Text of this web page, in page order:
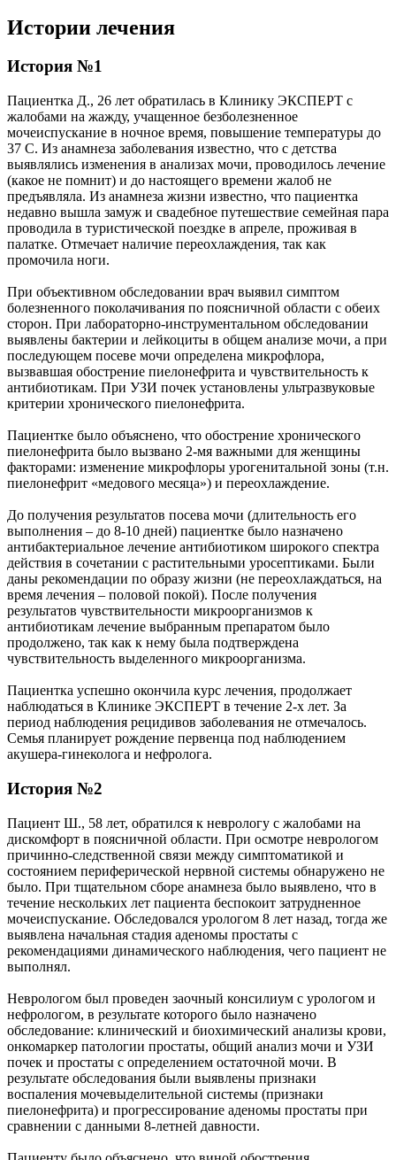
Истории лечения
История №1
Пациентка Д., 26 лет обратилась в Клинику ЭКСПЕРТ с
жалобами на жажду, учащенное безболезненное
мочеиспускание в ночное время, повышение температуры до
37 С. Из анамнеза заболевания известно, что с детства
выявлялись изменения в анализах мочи, проводилось лечение
(какое не помнит) и до настоящего времени жалоб не
предъявляла. Из анамнеза жизни известно, что пациентка
недавно вышла замуж и свадебное путешествие семейная пара
проводила в туристической поездке в апреле, проживая в
палатке. Отмечает наличие переохлаждения, так как
промочила ноги.
При объективном обследовании врач выявил симптом
болезненного поколачивания по поясничной области с обеих
сторон. При лабораторно-инструментальном обследовании
выявлены бактерии и лейкоциты в общем анализе мочи, а при
последующем посеве мочи определена микрофлора,
вызвавшая обострение пиелонефрита и чувствительность к
антибиотикам. При УЗИ почек установлены ультразвуковые
критерии хронического пиелонефрита.
Пациентке было объяснено, что обострение хронического
пиелонефрита было вызвано 2-мя важными для женщины
факторами: изменение микрофлоры урогенитальной зоны (т.н.
пиелонефрит «медового месяца») и переохлаждение.
До получения результатов посева мочи (длительность его
выполнения – до 8-10 дней) пациентке было назначено
антибактериальное лечение антибиотиком широкого спектра
действия в сочетании с растительными уросептиками. Были
даны рекомендации по образу жизни (не переохлаждаться, на
время лечения – половой покой). После получения
результатов чувствительности микроорганизмов к
антибиотикам лечение выбранным препаратом было
продолжено, так как к нему была подтверждена
чувствительность выделенного микроорганизма.
Пациентка успешно окончила курс лечения, продолжает
наблюдаться в Клинике ЭКСПЕРТ в течение 2-х лет. За
период наблюдения рецидивов заболевания не отмечалось.
Семья планирует рождение первенца под наблюдением
акушера-гинеколога и нефролога.
История №2
Пациент Ш., 58 лет, обратился к неврологу с жалобами на
дискомфорт в поясничной области. При осмотре неврологом
причинно-следственной связи между симптоматикой и
состоянием периферической нервной системы обнаружено не
было. При тщательном сборе анамнеза было выявлено, что в
течение нескольких лет пациента беспокоит затрудненное
мочеиспускание. Обследовался урологом 8 лет назад, тогда же
выявлена начальная стадия аденомы простаты с
рекомендациями динамического наблюдения, чего пациент не
выполнял.
Неврологом был проведен заочный консилиум с урологом и
нефрологом, в результате которого было назначено
обследование: клинический и биохимический анализы крови,
онкомаркер патологии простаты, общий анализ мочи и УЗИ
почек и простаты с определением остаточной мочи. В
результате обследования были выявлены признаки
воспаления мочевыделительной системы (признаки
пиелонефрита) и прогрессирование аденомы простаты при
сравнении с данными 8-летней давности.